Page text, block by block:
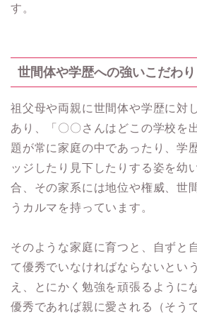
す。
世間体や学歴への強いこだわり
祖父母や両親に世間体や学歴に対
あり、「〇〇さんはどこの学校を
題が常に家庭の中であったり、学
ッジしたり見下したりする姿を幼
合、その家系には地位や権威、世
うカルマを持っています。
そのような家庭に育つと、自ずと
て優秀でいなければならないとい
え、とにかく勉強を頑張るように
優秀であれば親に愛される（そう